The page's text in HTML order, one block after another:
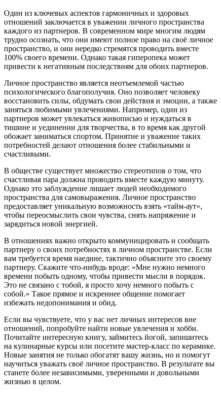
Один из ключевых аспектов гармоничных и здоровых
отношений заключается в уважении личного пространства
каждого из партнеров. В современном мире многим людям
трудно осознать, что они имеют полное право на своё личное
пространство, и они нередко стремятся проводить вместе
100% своего времени. Однако такая гиперопека может
привести к негативным последствиям для обоих партнеров.
Личное пространство является неотъемлемой частью
психологического благополучия. Оно позволяет человеку
восстановить силы, обдумать свои действия и эмоции, а также
заняться любимыми увлечениями. Например, один из
партнеров может увлекаться живописью и нуждаться в
тишине и уединении для творчества, в то время как другой
обожает заниматься спортом. Принятие и уважение таких
потребностей делают отношения более стабильными и
счастливыми.
В обществе существует множество стереотипов о том, что
счастливая пара должна проводить вместе каждую минуту.
Однако это заблуждение лишает людей необходимого
пространства для самовыражения. Личное пространство
предоставляет уникальную возможность взять «тайм-аут»,
чтобы переосмыслить свои чувства, снять напряжение и
зарядиться новой энергией.
В отношениях важно открыто коммуницировать и сообщать
партнеру о своих потребностях в личном пространстве. Если
вам требуется время наедине, тактично объясните это своему
партнеру. Скажите что-нибудь вроде: «Мне нужно немного
времени побыть одному, чтобы привести мысли в порядок.
Это не связано с тобой, я просто хочу немного побыть с
собой.» Такое прямое и искреннее общение помогает
избежать недопонимания и обид.
Если вы чувствуете, что у вас нет личных интересов вне
отношений, попробуйте найти новые увлечения и хобби.
Почитайте интересную книгу, займитесь йогой, запишитесь
на кулинарные курсы или посетите мастер-класс по керамике.
Новые занятия не только обогатят вашу жизнь, но и помогут
научиться уважать своё личное пространство. В результате вы
станете более независимыми, уверенными и довольными
жизнью в целом.